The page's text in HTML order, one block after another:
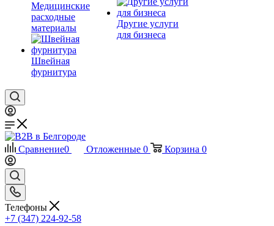
Медицинские
расходные
материалы
Швейная
фурнитура
Другие услуги
для бизнеса
Сравнение0 Отложенные 0 Корзина 0
Телефоны
+7 (347) 224-92-58